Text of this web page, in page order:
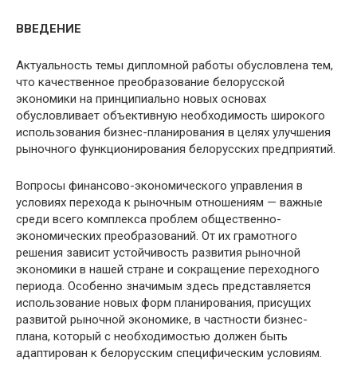
ВВЕДЕНИЕ
Актуальность темы дипломной работы обусловлена тем,
что качественное преобразование белорусской
экономики на принципиально новых основах
обусловливает объективную необходимость широкого
использования бизнес-планирования в целях улучшения
рыночного функционирования белорусских предприятий.
Вопросы финансово-экономического управления в
условиях перехода к рыночным отношениям — важные
среди всего комплекса проблем общественно-
экономических преобразований. От их грамотного
решения зависит устойчивость развития рыночной
экономики в нашей стране и сокращение переходного
периода. Особенно значимым здесь представляется
использование новых форм планирования, присущих
развитой рыночной экономике, в частности бизнес-
плана, который с необходимостью должен быть
адаптирован к белорусским специфическим условиям.